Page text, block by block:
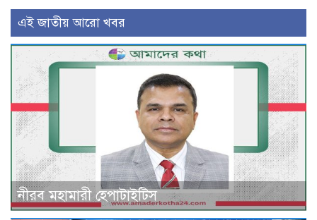
এই জাতীয় আরো খবর
নীরব মহামারী হেপাটাইটিস